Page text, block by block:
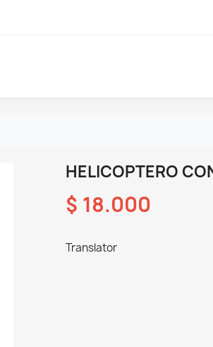
HELICOPTERO
$ 18.000
Translator